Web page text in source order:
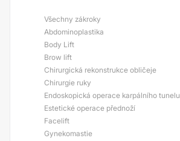
Všechny zákroky
Abdominoplastika
Body Lift
Brow lift
Chirurgická rekonstrukce obličeje
Chirurgie ruky
Endoskopická operace karpálního tunelu
Estetické operace přednoží
Facelift
Gynekomastie